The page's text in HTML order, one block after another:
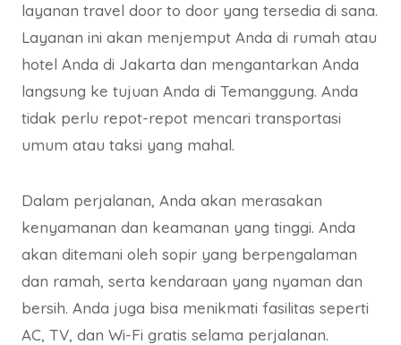
layanan travel door to door yang tersedia di sana.
Layanan ini akan menjemput Anda di rumah atau
hotel Anda di Jakarta dan mengantarkan Anda
langsung ke tujuan Anda di Temanggung. Anda
tidak perlu repot-repot mencari transportasi
umum atau taksi yang mahal.
Dalam perjalanan, Anda akan merasakan
kenyamanan dan keamanan yang tinggi. Anda
akan ditemani oleh sopir yang berpengalaman
dan ramah, serta kendaraan yang nyaman dan
bersih. Anda juga bisa menikmati fasilitas seperti
AC, TV, dan Wi-Fi gratis selama perjalanan.